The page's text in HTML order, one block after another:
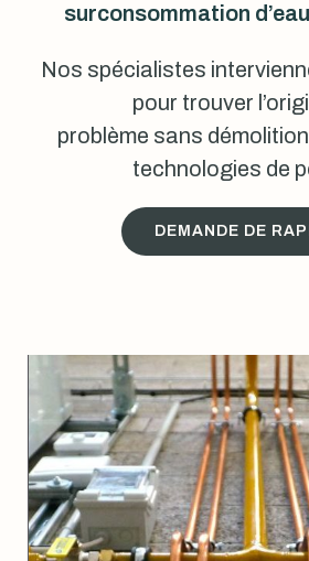
surconsommation
Nos spécialistes
pour trouver
problème sans
technologies de
DEMANDE DE